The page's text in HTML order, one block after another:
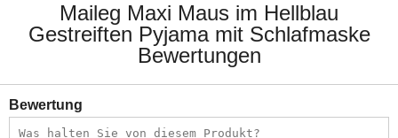
Maileg Maxi Maus im Hellblau
Gestreiften Pyjama mit Schlafmaske
Bewertungen
Bewertung